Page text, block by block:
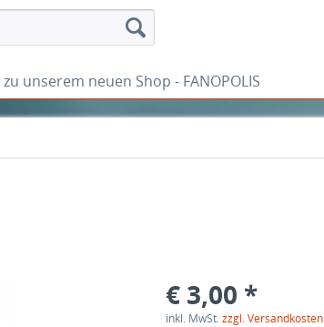
zu unserem neuen Shop - FANOPOLIS
€ 3,00 *
inkl. MwSt.zzgl. Versandkosten